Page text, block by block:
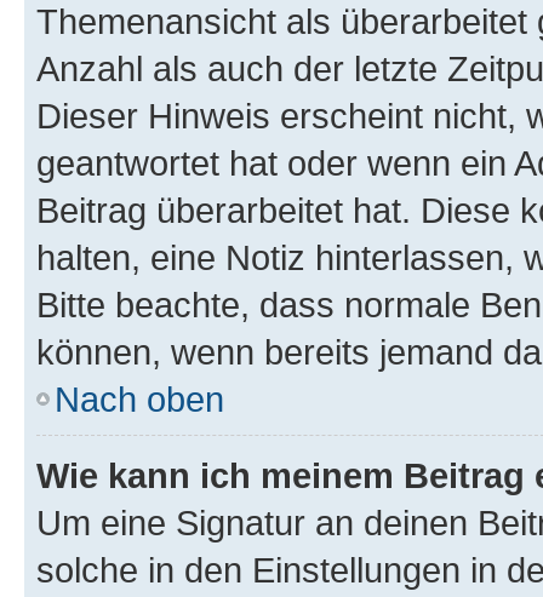
Themenansicht als
Anzahl als auch der letzte
Dieser Hinweis erscheint nicht,
geantwortet hat oder wenn ein
Beitrag überarbeitet hat. Diese
halten, eine Notiz hinterlassen,
Bitte beachte, dass normale
können, wenn bereits jemand
Nach oben
Wie kann ich meinem
Um eine Signatur an deinen
solche in den Einstellungen in